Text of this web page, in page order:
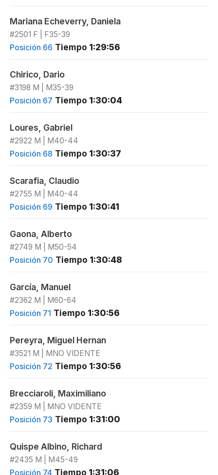
Mariana Echeverry, Daniela
#2501 F | F35-39
Posición 66 Tiempo 1:29:56
Chirico, Dario
#3198 M | M35-39
Posición 67 Tiempo 1:30:04
Loures, Gabriel
#2922 M | M40-44
Posición 68 Tiempo 1:30:37
Scarafia, Claudio
#2755 M | M40-44
Posición 69 Tiempo 1:30:41
Gaona, Alberto
#2749 M | M50-54
Posición 70 Tiempo 1:30:48
García, Manuel
#2362 M | M60-64
Posición 71 Tiempo 1:30:56
Pereyra, Miguel Hernan
#3521 M | MNO VIDENTE
Posición 72 Tiempo 1:30:56
Brecciaroli, Maximiliano
#2359 M | MNO VIDENTE
Posición 73 Tiempo 1:31:00
Quispe Albino, Richard
#2435 M | M45-49
Posición 74 Tiempo 1:31:06